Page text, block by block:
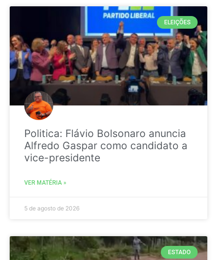
ELEIÇÕES
Politica: Flávio Bolsonaro anuncia
Alfredo Gaspar como candidato a
vice-presidente
VER MATÉRIA »
5 de agosto de 2026
ESTADO